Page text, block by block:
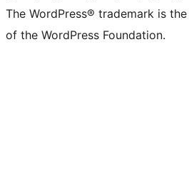
The WordPress® trademark is
of the WordPress Foundation.